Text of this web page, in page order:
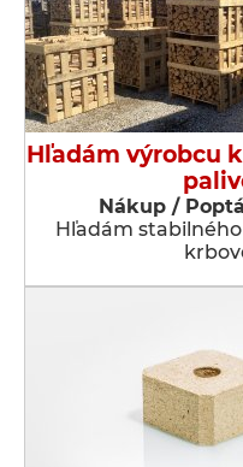
Hľadám výrobcu
Nákup /
Hľadám